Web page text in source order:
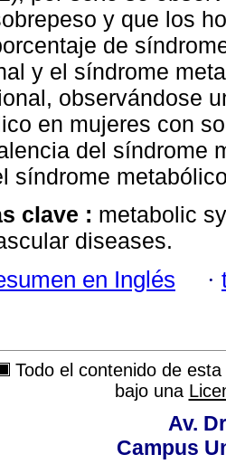
y que los
de
y el síndrome
observándose
en mujeres con
del síndrome
síndrome
clave : metabolic
diseases.
en Inglés ·
Todo el contenido de
bajo una
Av.
Campus